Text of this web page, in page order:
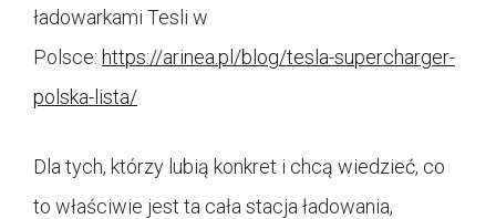
ładowarkami Tesli w
Polsce: https://arinea.pl/blog/tesla-supercharger-
polska-lista/
Dla tych, którzy lubią konkret i chcą wiedzieć, co
to właściwie jest ta cała stacja ładowania,